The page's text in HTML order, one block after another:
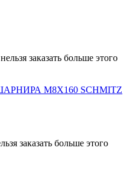
заказать больше этого
М8Х160 SCHMITZ
заказать больше этого